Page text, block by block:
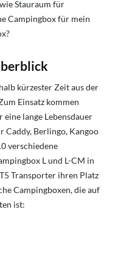
Stauraum für
Campingbox für mein
kürzester Zeit aus der
Einsatz kommen
eine lange Lebensdauer
Caddy, Berlingo, Kangoo
verschiedene
L und L-CM in
Transporter ihren Platz
Campingboxen, die auf
ist: